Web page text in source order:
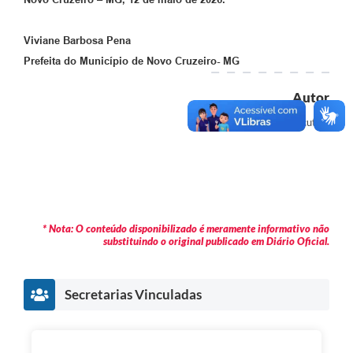
Viviane Barbosa Pena
Prefeita do Município de Novo Cruzeiro- MG
Autor
Executivo
* Nota: O conteúdo disponibilizado é meramente informativo não
substituindo o original publicado em Diário Oficial.
Secretarias Vinculadas